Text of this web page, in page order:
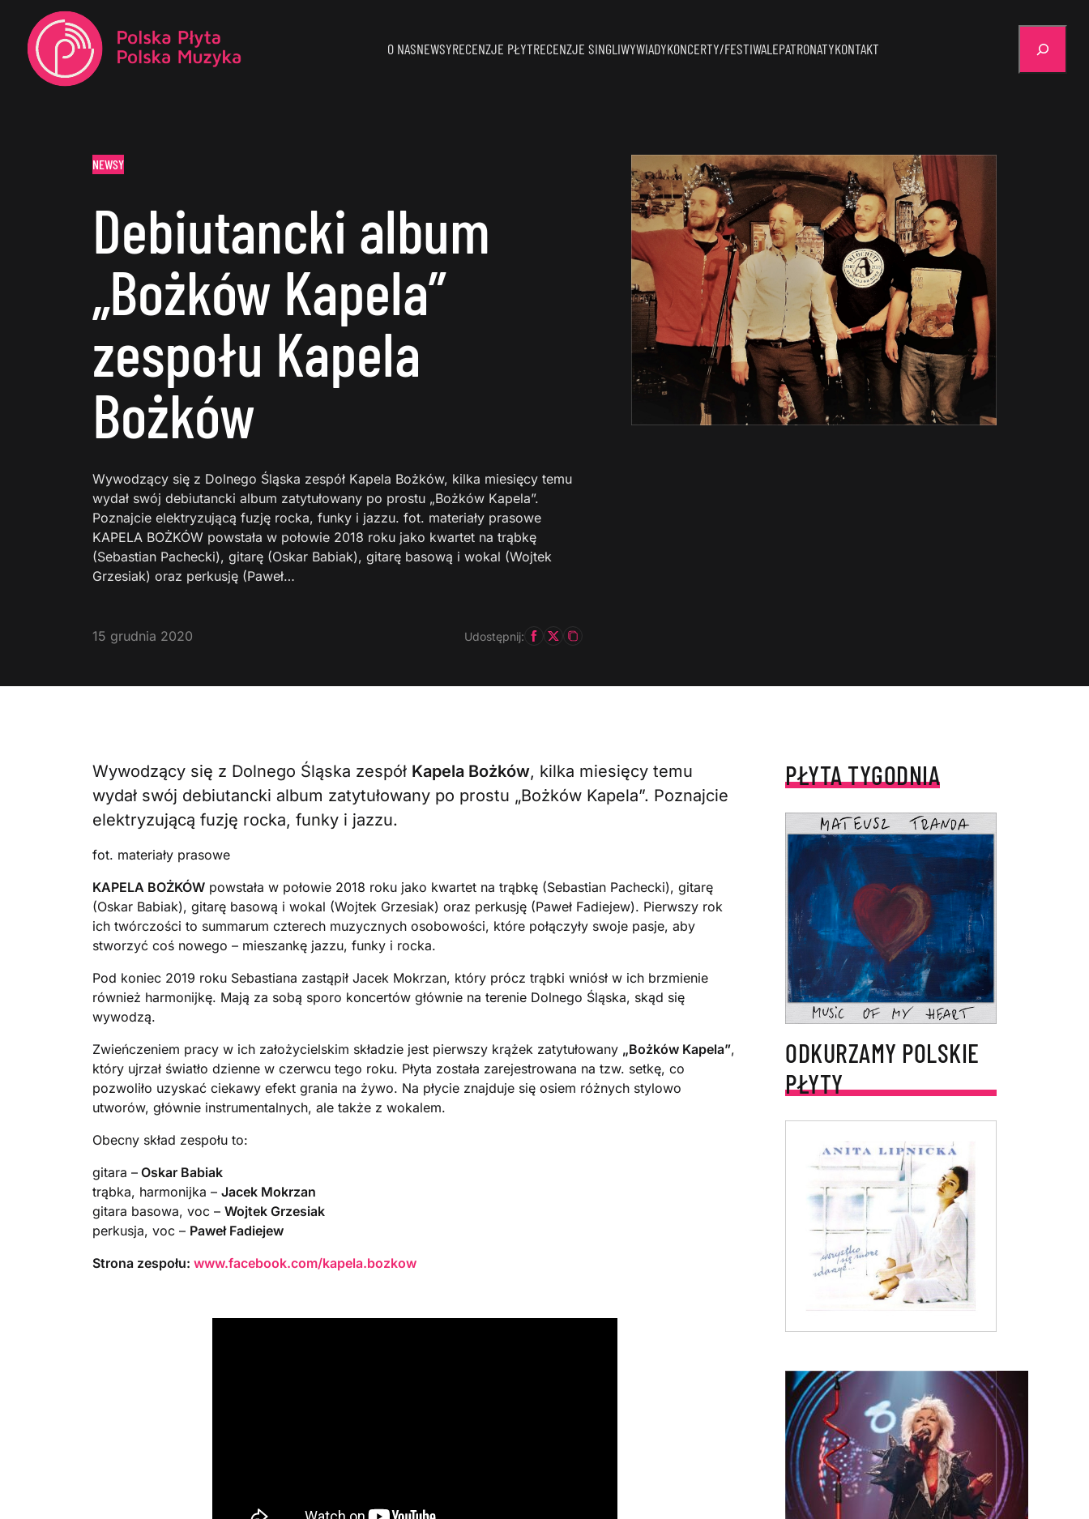
O NASNEWSYRECENZJE PŁYTRECENZJE SINGLIWYWIADYKONCERTY/FESTIWALEPATRONATYKONTAKT
NEWSY
Debiutancki album
„Bożków Kapela”
zespołu Kapela
Bożków
Wywodzący się z Dolnego Śląska zespół Kapela Bożków, kilka miesięcy temu
wydał swój debiutancki album zatytułowany po prostu „Bożków Kapela”.
Poznajcie elektryzującą fuzję rocka, funky i jazzu. fot. materiały prasowe
KAPELA BOŻKÓW powstała w połowie 2018 roku jako kwartet na trąbkę
(Sebastian Pachecki), gitarę (Oskar Babiak), gitarę basową i wokal (Wojtek
Grzesiak) oraz perkusję (Paweł…
15 grudnia 2020 Udostępnij:
Wywodzący się z Dolnego Śląska zespół Kapela Bożków, kilka miesięcy temu
wydał swój debiutancki album zatytułowany po prostu „Bożków Kapela”. Poznajcie
elektryzującą fuzję rocka, funky i jazzu.
fot. materiały prasowe
KAPELA BOŻKÓW powstała w połowie 2018 roku jako kwartet na trąbkę (Sebastian Pachecki), gitarę
(Oskar Babiak), gitarę basową i wokal (Wojtek Grzesiak) oraz perkusję (Paweł Fadiejew). Pierwszy rok
ich twórczości to summarum czterech muzycznych osobowości, które połączyły swoje pasje, aby
stworzyć coś nowego – mieszankę jazzu, funky i rocka.
Pod koniec 2019 roku Sebastiana zastąpił Jacek Mokrzan, który prócz trąbki wniósł w ich brzmienie
również harmonijkę. Mają za sobą sporo koncertów głównie na terenie Dolnego Śląska, skąd się
wywodzą.
Zwieńczeniem pracy w ich założycielskim składzie jest pierwszy krążek zatytułowany „Bożków Kapela”,
który ujrzał światło dzienne w czerwcu tego roku. Płyta została zarejestrowana na tzw. setkę, co
pozwoliło uzyskać ciekawy efekt grania na żywo. Na płycie znajduje się osiem różnych stylowo
utworów, głównie instrumentalnych, ale także z wokalem.
Obecny skład zespołu to:
gitara – Oskar Babiak
trąbka, harmonijka – Jacek Mokrzan
gitara basowa, voc – Wojtek Grzesiak
perkusja, voc – Paweł Fadiejew
Strona zespołu: www.facebook.com/kapela.bozkow
PŁYTA TYGODNIA
ODKURZAMY POLSKIE
PŁYTY